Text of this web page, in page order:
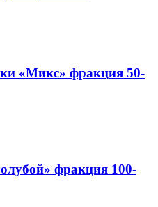
«Микс» фракция 50-
фракция 100-